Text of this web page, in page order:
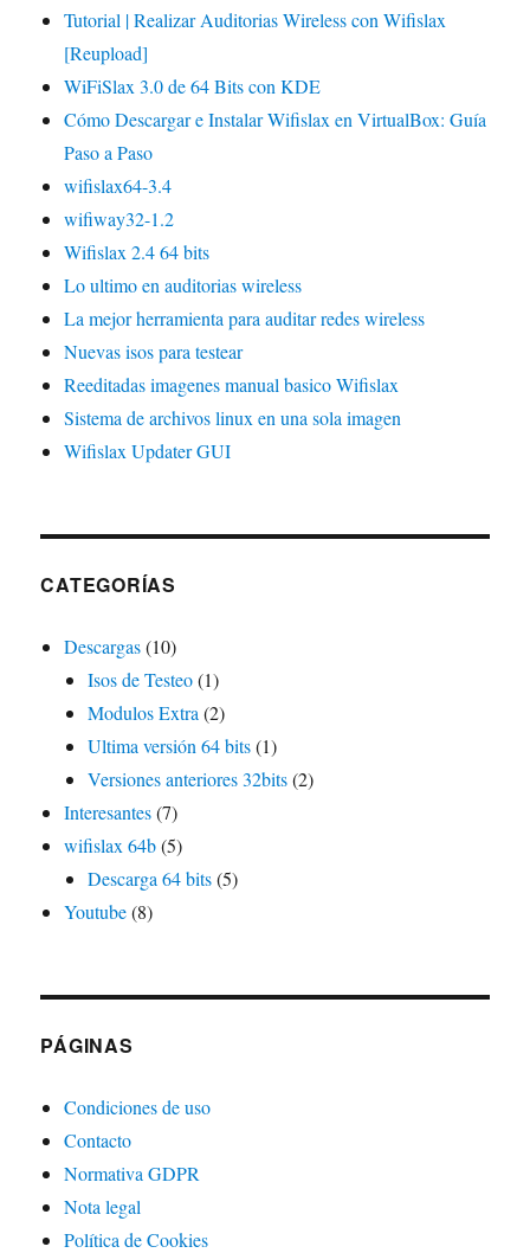
Tutorial | Realizar Auditorias Wireless con Wifislax
[Reupload]
WiFiSlax 3.0 de 64 Bits con KDE
Cómo Descargar e Instalar Wifislax en VirtualBox: Guía
Paso a Paso
wifislax64-3.4
wifiway32-1.2
Wifislax 2.4 64 bits
Lo ultimo en auditorias wireless
La mejor herramienta para auditar redes wireless
Nuevas isos para testear
Reeditadas imagenes manual basico Wifislax
Sistema de archivos linux en una sola imagen
Wifislax Updater GUI
CATEGORÍAS
Descargas(10)
Isos de Testeo(1)
Modulos Extra (2)
Ultima versión 64 bits(1)
Versiones anteriores 32bits(2)
Interesantes(7)
wifislax 64b(5)
Descarga 64 bits(5)
Youtube(8)
PÁGINAS
Condiciones de uso
Contacto
Normativa GDPR
Nota legal
Política de Cookies